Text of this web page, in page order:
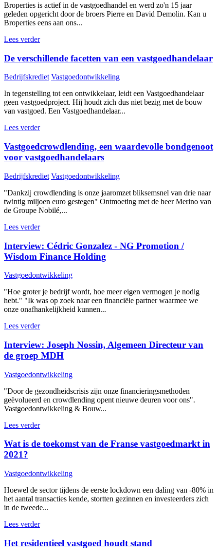
Broperties is actief in de vastgoedhandel en werd zo'n 15 jaar
geleden opgericht door de broers Pierre en David Demolin. Kan u
Broperties eens aan ons...
Lees verder
De verschillende facetten van een vastgoedhandelaar
Bedrijfskrediet Vastgoedontwikkeling
In tegenstelling tot een ontwikkelaar, leidt een Vastgoedhandelaar
geen vastgoedproject. Hij houdt zich dus niet bezig met de bouw
van vastgoed. Een Vastgoedhandelaar...
Lees verder
Vastgoedcrowdlending, een waardevolle bondgenoot
voor vastgoedhandelaars
Bedrijfskrediet Vastgoedontwikkeling
"Dankzij crowdlending is onze jaaromzet bliksemsnel van drie naar
twintig miljoen euro gestegen" Ontmoeting met de heer Merino van
de Groupe Nobilé,...
Lees verder
Interview: Cédric Gonzalez - NG Promotion /
Wisdom Finance Holding
Vastgoedontwikkeling
"Hoe groter je bedrijf wordt, hoe meer eigen vermogen je nodig
hebt." "Ik was op zoek naar een financiële partner waarmee we
onze onafhankelijkheid kunnen...
Lees verder
Interview: Joseph Nossin, Algemeen Directeur van
de groep MDH
Vastgoedontwikkeling
"Door de gezondheidscrisis zijn onze financieringsmethoden
geëvolueerd en crowdlending opent nieuwe deuren voor ons".
Vastgoedontwikkeling & Bouw...
Lees verder
Wat is de toekomst van de Franse vastgoedmarkt in
2021?
Vastgoedontwikkeling
Hoewel de sector tijdens de eerste lockdown een daling van -80% in
het aantal transacties kende, stortten gezinnen en investeerders zich
in de tweede...
Lees verder
Het residentieel vastgoed houdt stand